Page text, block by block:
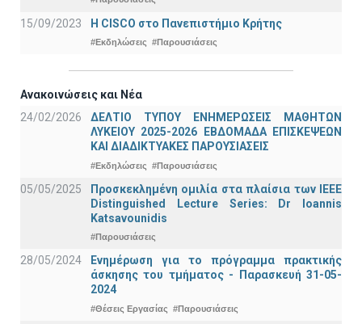
15/09/2023 Η CISCO στο Πανεπιστήμιο Κρήτης
#Εκδηλώσεις #Παρουσιάσεις
Ανακοινώσεις και Νέα
24/02/2026
ΔΕΛΤΙΟ ΤΥΠΟΥ ΕΝΗΜΕΡΩΣΕΙΣ ΜΑΘΗΤΩΝ
ΛΥΚΕΙΟΥ 2025-2026 ΕΒΔΟΜΑΔΑ ΕΠΙΣΚΕΨΕΩΝ
ΚΑΙ ΔΙΑΔΙΚΤΥΑΚΕΣ ΠΑΡΟΥΣΙΑΣΕΙΣ
#Εκδηλώσεις #Παρουσιάσεις
05/05/2025
Προσκεκλημένη ομιλία στα πλαίσια των IEEE
Distinguished Lecture Series: Dr Ioannis
Katsavounidis
#Παρουσιάσεις
28/05/2024
Ενημέρωση για το πρόγραμμα πρακτικής
άσκησης του τμήματος - Παρασκευή 31-05-
2024
#Θέσεις Εργασίας #Παρουσιάσεις